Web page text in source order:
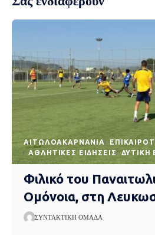
AΙΤΩΛΟΑΚΑΡΝΑΝΊΑ
ΑΘΛΗΤΙΚΈΣ ΕΙΔΉΣΕΙΣ
ΔΥΤΙΚΉ
Φιλικό του
Ομόνοια, στη
ΣΥΝΤΑΚΤΙΚΉ ΟΜΆΔΑ